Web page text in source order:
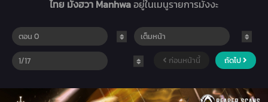
ไทย มังฮวา Manhwaอยู่ในเมนูรายการมังงะ
ก่อนหน้านี้ ถัดไป